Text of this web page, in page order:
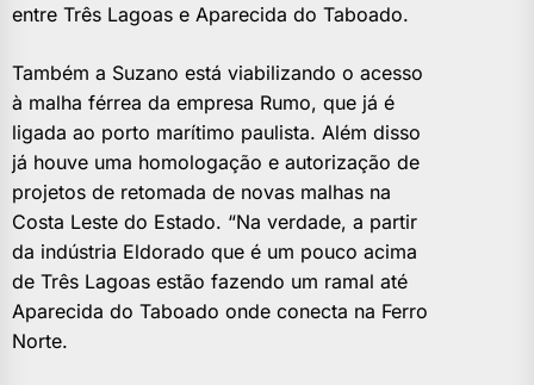
entre Três Lagoas e Aparecida do Taboado.
Também a Suzano está viabilizando o acesso
à malha férrea da empresa Rumo, que já é
ligada ao porto marítimo paulista. Além disso
já houve uma homologação e autorização de
projetos de retomada de novas malhas na
Costa Leste do Estado. “Na verdade, a partir
da indústria Eldorado que é um pouco acima
de Três Lagoas estão fazendo um ramal até
Aparecida do Taboado onde conecta na Ferro
Norte.